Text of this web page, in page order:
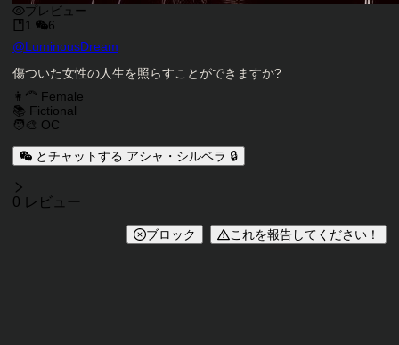
プレビュー
1
6
キャラクタークリエイター
@LuminousDream
キャラクター説明
傷ついた女性の人生を照らすことができますか?
キャラクタータグ
👩‍🦰 Female
📚 Fictional
🧑‍🎨 OC
とチャットする アシャ・シルベラ 🔒
レビュー
0 レビュー
ブロック これを報告してください！